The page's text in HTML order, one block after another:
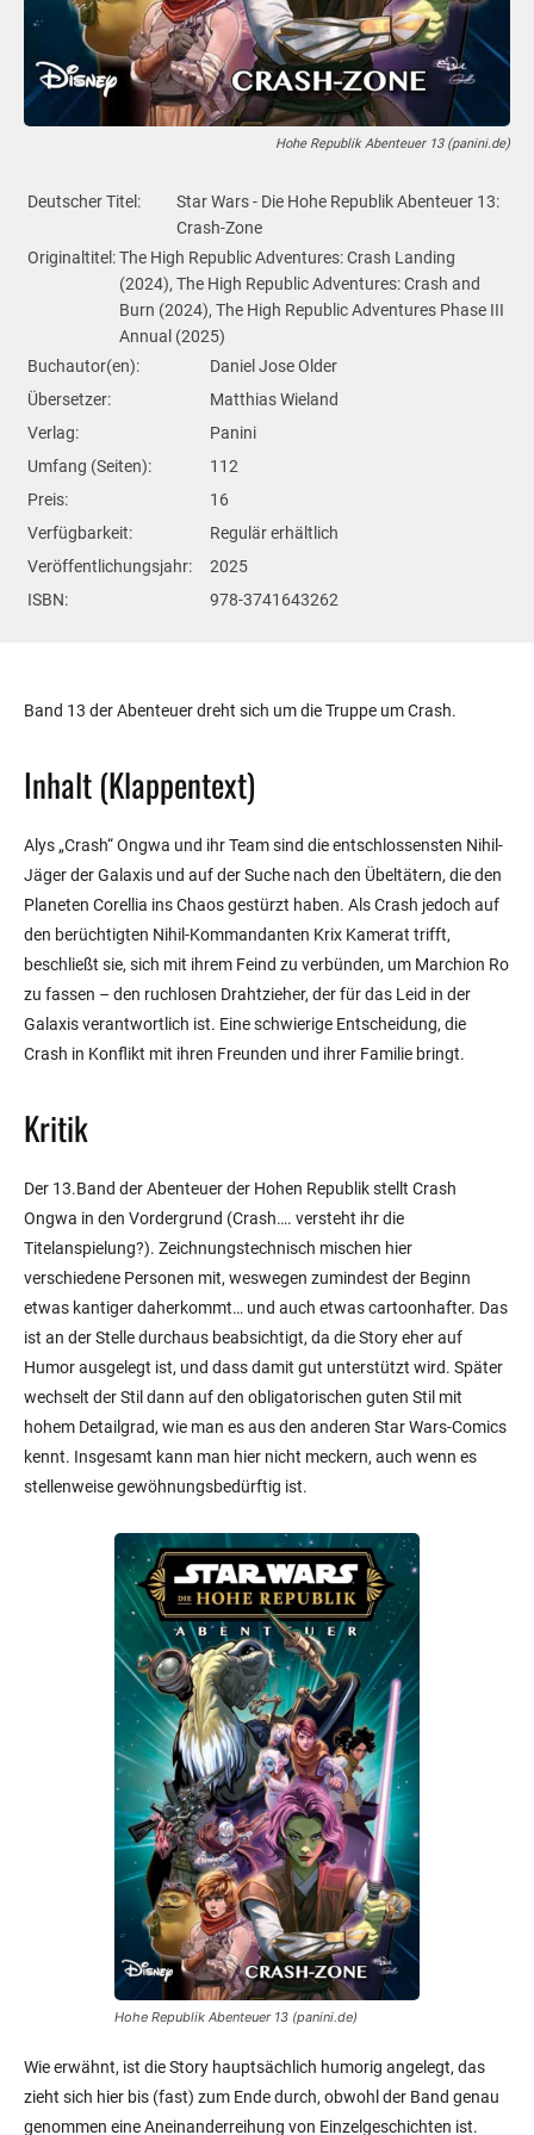
Hohe Republik Abenteuer 13 (panini.de)
Deutscher Titel:
Star Wars - Die Hohe Republik Abenteuer 13:
Crash-Zone
Originaltitel:The High Republic Adventures: Crash Landing
(2024), The High Republic Adventures: Crash and
Burn (2024), The High Republic Adventures Phase III
Annual (2025)
Buchautor(en):
Daniel Jose Older
Übersetzer:
Matthias Wieland
Verlag:
Panini
Umfang (Seiten):
112
Preis:
16
Verfügbarkeit:
Regulär erhältlich
Veröffentlichungsjahr:
2025
ISBN:
978-3741643262
Band 13 der Abenteuer dreht sich um die Truppe um Crash.
Inhalt (Klappentext)
Alys „Crash“ Ongwa und ihr Team sind die entschlossensten Nihil-
Jäger der Galaxis und auf der Suche nach den Übeltätern, die den
Planeten Corellia ins Chaos gestürzt haben. Als Crash jedoch auf
den berüchtigten Nihil-Kommandanten Krix Kamerat trifft,
beschließt sie, sich mit ihrem Feind zu verbünden, um Marchion Ro
zu fassen – den ruchlosen Drahtzieher, der für das Leid in der
Galaxis verantwortlich ist. Eine schwierige Entscheidung, die
Crash in Konflikt mit ihren Freunden und ihrer Familie bringt.
Kritik
Der 13.Band der Abenteuer der Hohen Republik stellt Crash
Ongwa in den Vordergrund (Crash…. versteht ihr die
Titelanspielung?). Zeichnungstechnisch mischen hier
verschiedene Personen mit, weswegen zumindest der Beginn
etwas kantiger daherkommt… und auch etwas cartoonhafter. Das
ist an der Stelle durchaus beabsichtigt, da die Story eher auf
Humor ausgelegt ist, und dass damit gut unterstützt wird. Später
wechselt der Stil dann auf den obligatorischen guten Stil mit
hohem Detailgrad, wie man es aus den anderen Star Wars-Comics
kennt. Insgesamt kann man hier nicht meckern, auch wenn es
stellenweise gewöhnungsbedürftig ist.
Hohe Republik Abenteuer 13 (panini.de)
Wie erwähnt, ist die Story hauptsächlich humorig angelegt, das
zieht sich hier bis (fast) zum Ende durch, obwohl der Band genau
genommen eine Aneinanderreihung von Einzelgeschichten ist.